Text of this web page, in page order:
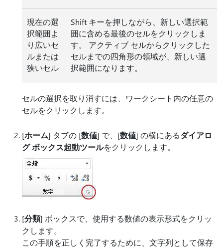
現在の選
択範囲よ
り広いセ
ルまたは
狭いセル
Shift キーを押しながら、新しい選択範
囲に含める最後のセルをクリックしま
す。 アクティブ セルからクリックした
セルまでの四角形の領域が、新しい選
択範囲になります。
セルの選択を取り消すには、ワークシート内の任意の
セルをクリックします。
[ホーム] タブの [数値] で、[数値] の横にあるダイアロ
グ ボックス起動ツールをクリックします。
[分類] ボックスで、使用する数値の表示形式をクリッ
クします。
この手順を正しく完了するために、文字列として保存